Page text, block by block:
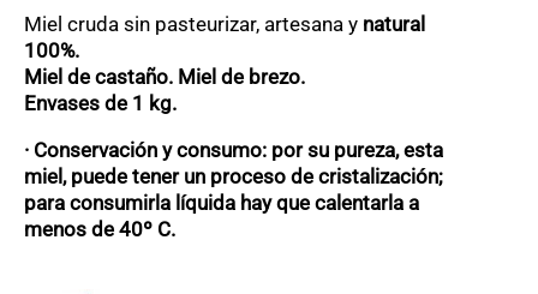
Miel cruda sin pasteurizar, artesana y natural
100%.
Miel de castaño. Miel de brezo.
Envases de 1 kg.
· Conservación y consumo: por su pureza, esta
miel, puede tener un proceso de cristalización;
para consumirla líquida hay que calentarla a
menos de 40º C.